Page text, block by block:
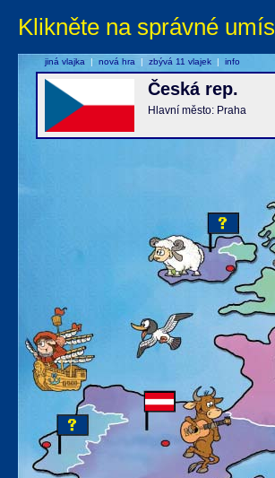
Klikněte na správné
Česká rep.
Hlavní město: Praha
jiná vlajka | nová hra | zbývá 11 vlajek | info